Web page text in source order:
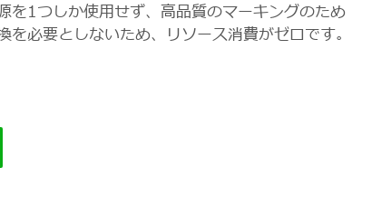
を1つしか使用せず、高品質のマーキングのため
を必要としないため、リソース消費がゼロです。